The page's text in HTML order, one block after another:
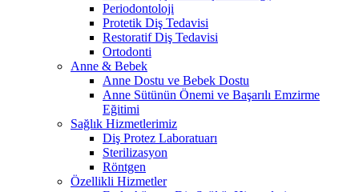
Periodontoloji
Protetik Diş Tedavisi
Restoratif Diş Tedavisi
Ortodonti
Anne & Bebek
Anne Dostu ve Bebek Dostu
Anne Sütünün Önemi ve Başarılı Emzirme
Eğitimi
Sağlık Hizmetlerimiz
Diş Protez Laboratuarı
Sterilizasyon
Röntgen
Özellikli Hizmetler